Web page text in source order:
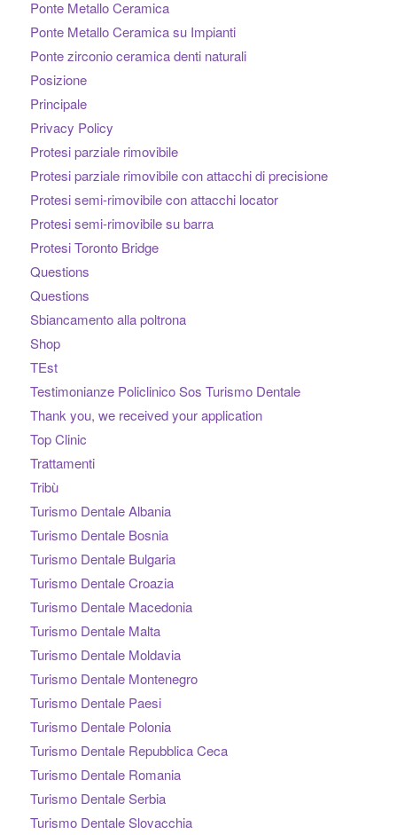
Ponte Metallo Ceramica
Ponte Metallo Ceramica su Impianti
Ponte zirconio ceramica denti naturali
Posizione
Principale
Privacy Policy
Protesi parziale rimovibile
Protesi parziale rimovibile con attacchi di precisione
Protesi semi-rimovibile con attacchi locator
Protesi semi-rimovibile su barra
Protesi Toronto Bridge
Questions
Questions
Sbiancamento alla poltrona
Shop
TEst
Testimonianze Policlinico Sos Turismo Dentale
Thank you, we received your application
Top Clinic
Trattamenti
Tribù
Turismo Dentale Albania
Turismo Dentale Bosnia
Turismo Dentale Bulgaria
Turismo Dentale Croazia
Turismo Dentale Macedonia
Turismo Dentale Malta
Turismo Dentale Moldavia
Turismo Dentale Montenegro
Turismo Dentale Paesi
Turismo Dentale Polonia
Turismo Dentale Repubblica Ceca
Turismo Dentale Romania
Turismo Dentale Serbia
Turismo Dentale Slovacchia